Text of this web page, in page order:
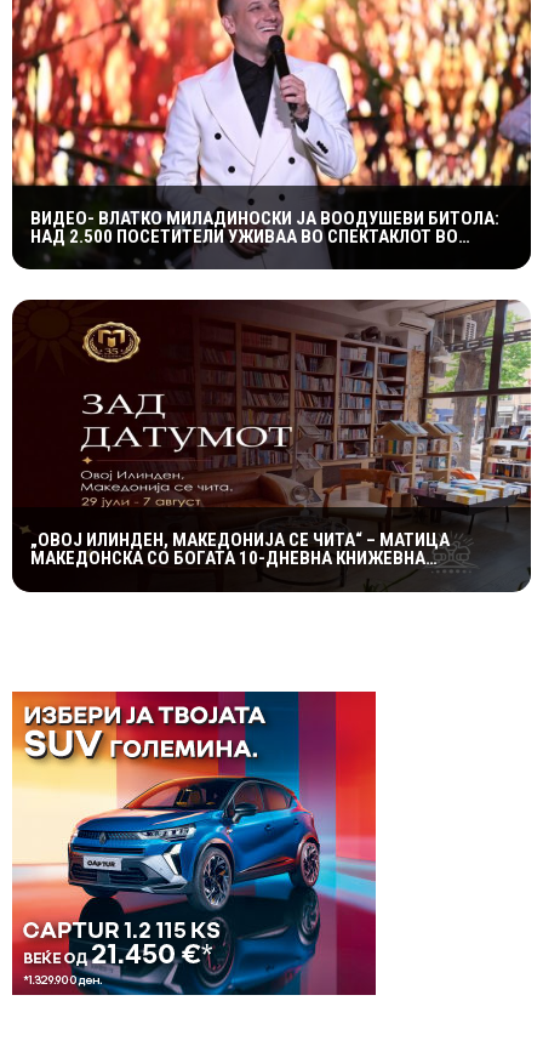
ВИДЕО- ВЛАТКО МИЛАДИНОСКИ ЈА ВООДУШЕВИ БИТОЛА:
НАД 2.500 ПОСЕТИТЕЛИ УЖИВАА ВО СПЕКТАКЛОТ ВО
ХЕРАКЛЕЈА
„ОВОЈ ИЛИНДЕН, МАКЕДОНИЈА СЕ ЧИТА“ – МАТИЦА
МАКЕДОНСКА СО БОГАТА 10-ДНЕВНА КНИЖЕВНА